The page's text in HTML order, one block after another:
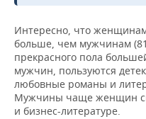
Интересно, что
больше, чем мужчинам
прекрасного пола
мужчин, пользуются
любовные романы и
Мужчины чаще женщин
и бизнес-литературе.